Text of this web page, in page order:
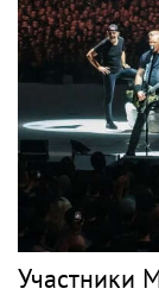
Участники